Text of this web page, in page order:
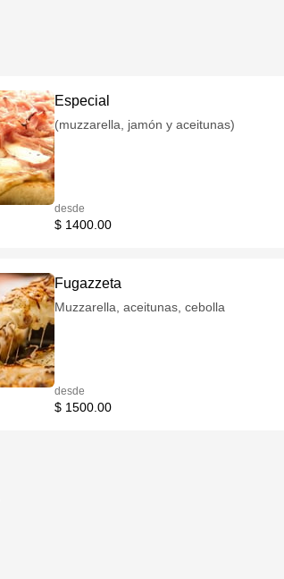
Especial
(muzzarella, jamón y aceitunas)
desde
$ 1400.00
Fugazzeta
Muzzarella, aceitunas, cebolla
desde
$ 1500.00